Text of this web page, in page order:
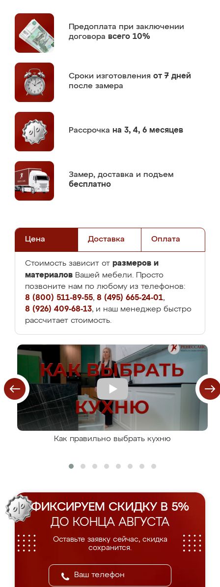
Предоплата при заключении
договора всего 10%
Сроки изготовления от 7 дней
после замера
Рассрочка на 3, 4, 6 месяцев
Замер, доставка и подъем
бесплатно
Цена Доставка Оплата
Стоимость зависит от размеров и
материалов Вашей мебели. Просто
позвоните нам по любому из телефонов:
8 (800) 511-89-55, 8 (495) 665-24-01,
8 (926) 409-68-13, и наш менеджер быстро
рассчитает стоимость.
Как правильно выбрать кухню
ФИКСИРУЕМ СКИДКУ В 5%
ДО КОНЦА АВГУСТА
Оставьте заявку сейчас, скидка
сохранится.